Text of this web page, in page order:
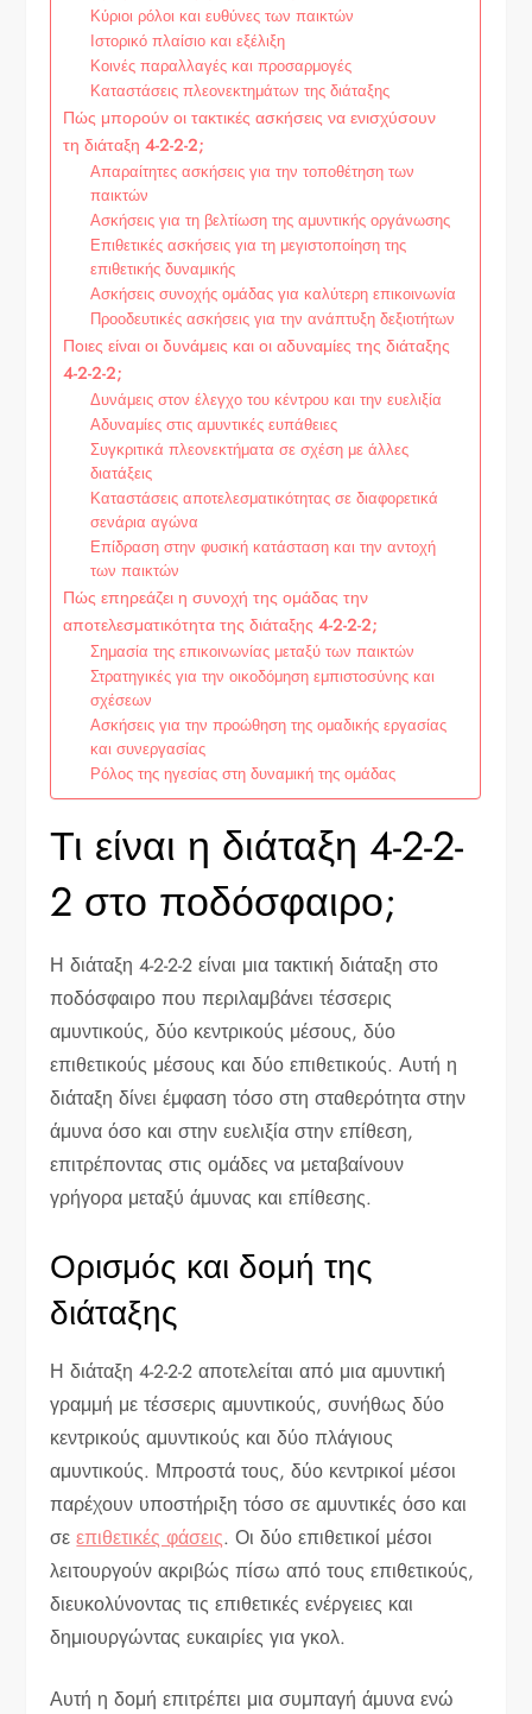
Κύριοι ρόλοι και ευθύνες των παικτών
Ιστορικό πλαίσιο και εξέλιξη
Κοινές παραλλαγές και προσαρμογές
Καταστάσεις πλεονεκτημάτων της διάταξης
Πώς μπορούν οι τακτικές ασκήσεις να ενισχύσουν
τη διάταξη 4-2-2-2;
Απαραίτητες ασκήσεις για την τοποθέτηση των
παικτών
Ασκήσεις για τη βελτίωση της αμυντικής οργάνωσης
Επιθετικές ασκήσεις για τη μεγιστοποίηση της
επιθετικής δυναμικής
Ασκήσεις συνοχής ομάδας για καλύτερη επικοινωνία
Προοδευτικές ασκήσεις για την ανάπτυξη δεξιοτήτων
Ποιες είναι οι δυνάμεις και οι αδυναμίες της διάταξης
4-2-2-2;
Δυνάμεις στον έλεγχο του κέντρου και την ευελιξία
Αδυναμίες στις αμυντικές ευπάθειες
Συγκριτικά πλεονεκτήματα σε σχέση με άλλες
διατάξεις
Καταστάσεις αποτελεσματικότητας σε διαφορετικά
σενάρια αγώνα
Επίδραση στην φυσική κατάσταση και την αντοχή
των παικτών
Πώς επηρεάζει η συνοχή της ομάδας την
αποτελεσματικότητα της διάταξης 4-2-2-2;
Σημασία της επικοινωνίας μεταξύ των παικτών
Στρατηγικές για την οικοδόμηση εμπιστοσύνης και
σχέσεων
Ασκήσεις για την προώθηση της ομαδικής εργασίας
και συνεργασίας
Ρόλος της ηγεσίας στη δυναμική της ομάδας
Τι είναι η διάταξη 4-2-2-
2 στο ποδόσφαιρο;
Η διάταξη 4-2-2-2 είναι μια τακτική διάταξη στο
ποδόσφαιρο που περιλαμβάνει τέσσερις
αμυντικούς, δύο κεντρικούς μέσους, δύο
επιθετικούς μέσους και δύο επιθετικούς. Αυτή η
διάταξη δίνει έμφαση τόσο στη σταθερότητα στην
άμυνα όσο και στην ευελιξία στην επίθεση,
επιτρέποντας στις ομάδες να μεταβαίνουν
γρήγορα μεταξύ άμυνας και επίθεσης.
Ορισμός και δομή της
διάταξης
Η διάταξη 4-2-2-2 αποτελείται από μια αμυντική
γραμμή με τέσσερις αμυντικούς, συνήθως δύο
κεντρικούς αμυντικούς και δύο πλάγιους
αμυντικούς. Μπροστά τους, δύο κεντρικοί μέσοι
παρέχουν υποστήριξη τόσο σε αμυντικές όσο και
σεεπιθετικές φάσεις. Οι δύο επιθετικοί μέσοι
λειτουργούν ακριβώς πίσω από τους επιθετικούς,
διευκολύνοντας τις επιθετικές ενέργειες και
δημιουργώντας ευκαιρίες για γκολ.
Αυτή η δομή επιτρέπει μια συμπαγή άμυνα ενώ